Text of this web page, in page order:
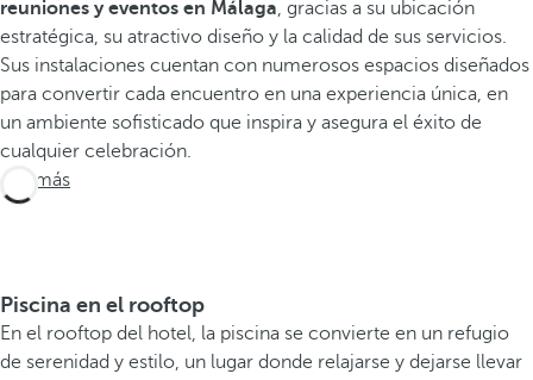
reuniones y eventos en Málaga, gracias a su ubicación
estratégica, su atractivo diseño y la calidad de sus servicios.
Sus instalaciones cuentan con numerosos espacios diseñados
para convertir cada encuentro en una experiencia única, en
un ambiente sofisticado que inspira y asegura el éxito de
cualquier celebración.
Ver más
Piscina en el rooftop
En el rooftop del hotel, la piscina se convierte en un refugio
de serenidad y estilo, un lugar donde relajarse y dejarse llevar